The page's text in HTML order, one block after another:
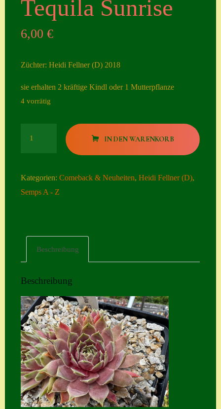
Seiten
ngen
Datenschutzerklä
mit Semps
Kontakt
Mein Konto
Naturformen
S. x nixonii
Semps die ich
suche
Tequila Sunrise
6,00€
Züchter: Heidi Fellner (D) 2018
sie erhalten 2 kräftige Kindl oder 1 Mutterpflanze
4 vorrätig
IN DEN WARENKORB
Kategorien:Comeback & Neuheiten,Heidi Fellner (D),
Semps A - Z
Beschreibung
Beschreibung